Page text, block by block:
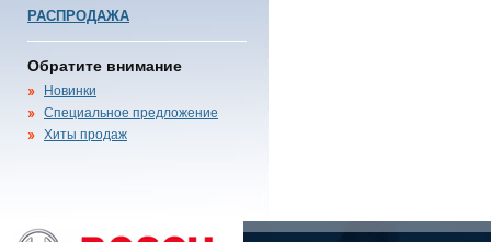
РАСПРОДАЖА
Обратите внимание
Новинки
Специальное предложение
Хиты продаж